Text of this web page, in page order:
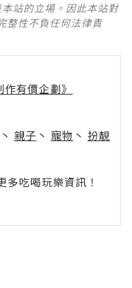
站的立場。因此本站對
整性不負任何法律責
有價企劃》
丶 親子 丶 寵物 丶 扮靚
吃喝玩樂資訊！